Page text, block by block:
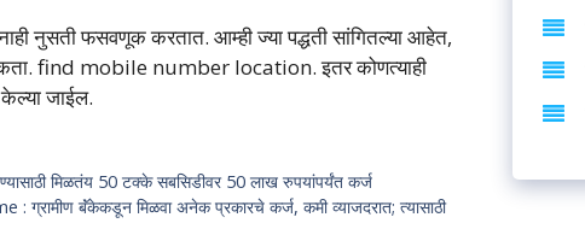
नुसती फसवणूक करतात. आम्ही ज्या पद्धती सांगितल्या आहेत,
find mobile number location. इतर कोणत्याही
जाईल.
मिळतंय 50 टक्के सबसिडीवर 50 लाख रुपयांपर्यंत कर्ज
बॅंकेकडून मिळवा अनेक प्रकारचे कर्ज, कमी व्याजदरात; त्यासाठी